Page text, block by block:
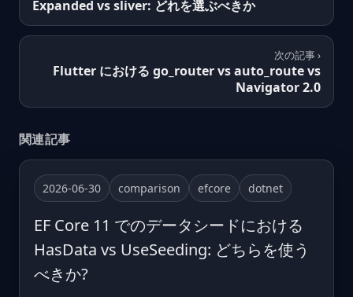
Expanded vs sliver: どれを選ぶべきか
次の記事 ›
Flutter における go_router vs auto_route vs
Navigator 2.0
関連記事
2026-06-30 comparison efcore dotnet
EF Core 11 でのデータシードにおける
HasData vs UseSeeding: どちらを使う
べきか?